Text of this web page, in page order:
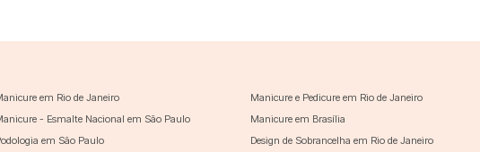
em Rio de Janeiro Manicure e Pedicure em Rio de Janeiro
- Esmalte Nacional em São Paulo Manicure em Brasília
em São Paulo Design de Sobrancelha em Rio de Janeiro